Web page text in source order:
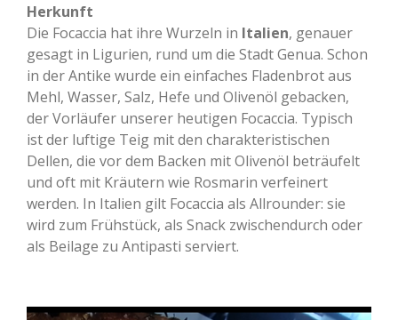
Herkunft
Die Focaccia hat ihre Wurzeln in Italien, genauer
gesagt in Ligurien, rund um die Stadt Genua. Schon
in der Antike wurde ein einfaches Fladenbrot aus
Mehl, Wasser, Salz, Hefe und Olivenöl gebacken,
der Vorläufer unserer heutigen Focaccia. Typisch
ist der luftige Teig mit den charakteristischen
Dellen, die vor dem Backen mit Olivenöl beträufelt
und oft mit Kräutern wie Rosmarin verfeinert
werden. In Italien gilt Focaccia als Allrounder: sie
wird zum Frühstück, als Snack zwischendurch oder
als Beilage zu Antipasti serviert.